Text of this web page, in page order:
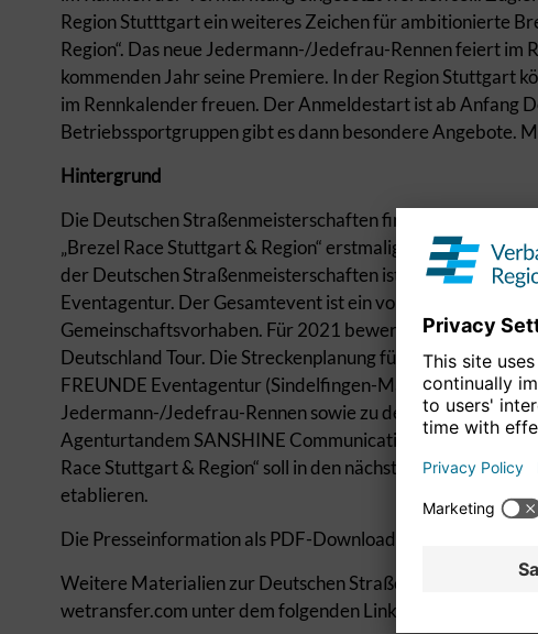
Region Stutttgart ein weiteres Zeichen für ambitionierte
Region“. Das neue Jedermann-/Jedefrau-Rennen feiert
kommenden Jahr seine Premiere. In der Region Stuttgart
im Rennkalender freuen. Der Anmeldestart ist ab Anfang
Betriebssportgruppen gibt es dann besondere Angebote.
Hintergrund
Die Deutschen Straßenmeisterschaften finden von (19. bis
„Brezel Race Stuttgart & Region“ erstmalig am Sonntag,
der Deutschen Straßenmeisterschaften ist der Bund
Eventagentur. Der Gesamtevent ist ein von
Gemeinschaftsvorhaben. Für 2021 bewerben sich Stadt
Deutschland Tour. Die Streckenplanung für beide
FREUNDE Eventagentur (Sindelfingen-Maichingen)
Jedermann-/Jedefrau-Rennen sowie zu den Deutschen
Agenturtandem SANSHINE Communications und
Race Stuttgart & Region“ soll in den nächsten Jahren
etablieren.
Die Presseinformation als PDF-Download
Weitere Materialien zur Deutschen
wetransfer.com unter dem folgenden Link